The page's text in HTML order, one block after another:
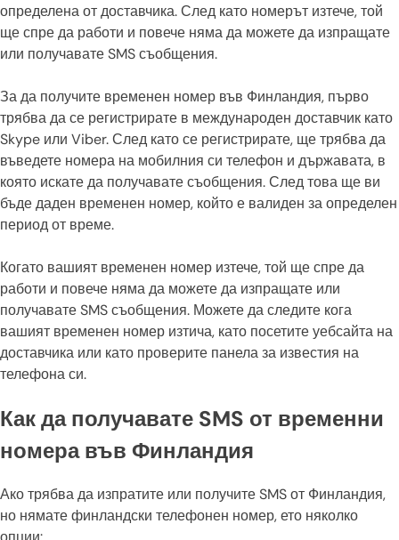
определена от доставчика. След като номерът изтече, той
ще спре да работи и повече няма да можете да изпращате
или получавате SMS съобщения.
За да получите временен номер във Финландия, първо
трябва да се регистрирате в международен доставчик като
Skype или Viber. След като се регистрирате, ще трябва да
въведете номера на мобилния си телефон и държавата, в
която искате да получавате съобщения. След това ще ви
бъде даден временен номер, който е валиден за определен
период от време.
Когато вашият временен номер изтече, той ще спре да
работи и повече няма да можете да изпращате или
получавате SMS съобщения. Можете да следите кога
вашият временен номер изтича, като посетите уебсайта на
доставчика или като проверите панела за известия на
телефона си.
Как да получавате SMS от временни
номера във Финландия
Ако трябва да изпратите или получите SMS от Финландия,
но нямате финландски телефонен номер, ето няколко